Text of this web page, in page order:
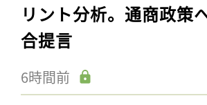
リント分析。通商政策
合提言
6時間前